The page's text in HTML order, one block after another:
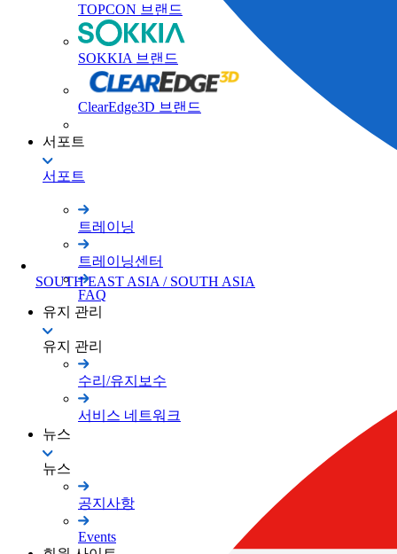
TOPCON 브랜드
SOKKIA 브랜드
ClearEdge3D 브랜드
서포트
서포트
트레이닝
트레이닝센터
FAQ
유지 관리
유지 관리
수리/유지보수
서비스 네트워크
뉴스
뉴스
공지사항
Events
SOUTH EAST ASIA / SOUTH ASIA